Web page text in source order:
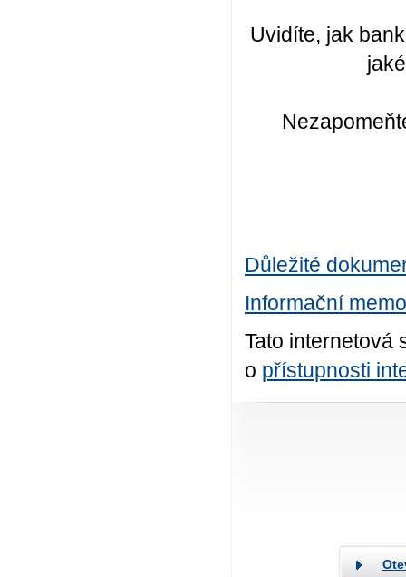
Uvidíte, jak
Důležité
Informační
Tato internetová
o přístupnosti